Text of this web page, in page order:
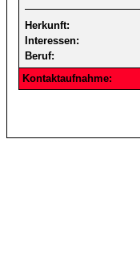
Herkunft:
Interessen:
Beruf:
Kontaktaufnahme: